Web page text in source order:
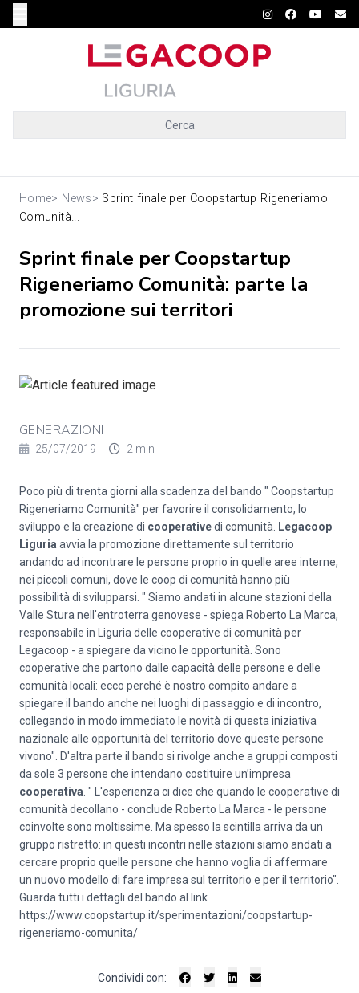
Cerca
Home> News> Sprint finale per Coopstartup Rigeneriamo
Comunità...
Sprint finale per Coopstartup
Rigeneriamo Comunità: parte la
promozione sui territori
GENERAZIONI
25/07/2019 2 min
Poco più di trenta giorni alla scadenza del bando " Coopstartup
Rigeneriamo Comunità" per favorire il consolidamento, lo
sviluppo e la creazione di cooperativedi comunità.
Legacoop
Liguria avvia la promozione direttamente sul territorio
andando ad incontrare le persone proprio in quelle aree interne,
nei piccoli comuni, dove le coop di comunità hanno più
possibilità di svilupparsi. " Siamo andati in alcune stazioni della
Valle Stura nell'entroterra genovese - spiega Roberto La Marca,
responsabile in Liguria delle cooperative di comunità per
Legacoop - a spiegare da vicino le opportunità. Sono
cooperative che partono dalle capacità delle persone e delle
comunità locali: ecco perché è nostro compito andare a
spiegare il bando anche nei luoghi di passaggio e di incontro,
collegando in modo immediato le novità di questa iniziativa
nazionale alle opportunità del territorio dove queste persone
vivono". D'altra parte il bando si rivolge anche a gruppi composti
da sole 3 persone che intendano costituire un’impresa
cooperativa . " L'esperienza ci dice che quando le cooperative di
comunità decollano - conclude Roberto La Marca - le persone
coinvolte sono moltissime. Ma spesso la scintilla arriva da un
gruppo ristretto: in questi incontri nelle stazioni siamo andati a
cercare proprio quelle persone che hanno voglia di affermare
un nuovo modello di fare impresa sul territorio e per il territorio".
Guarda tutti i dettagli del bando al link
https://www.coopstartup.it/sperimentazioni/coopstartup-
rigeneriamo-comunita/
Condividi con: